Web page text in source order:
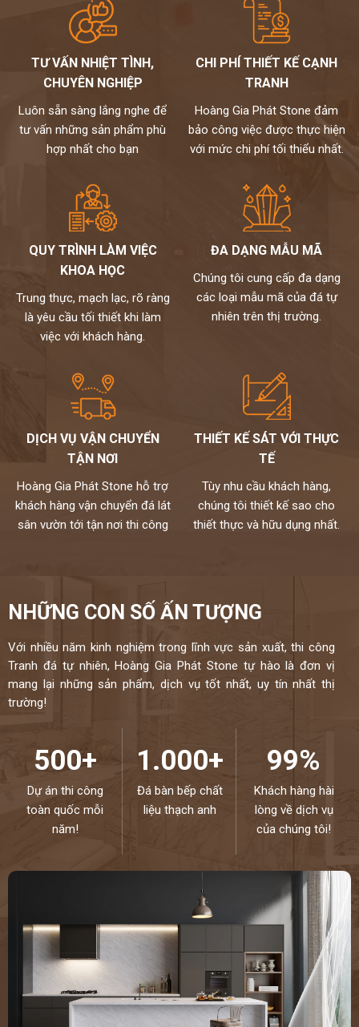
Chúng tôi không bán lẻ đá tấm chỉ nhận gia công chế tác và lắp đặt
theo yêu cầu cho khách hàng nên không phải qua trung gian
Chất lượng,thi công chuyên nghiệp,đội ngũ thợ tay nghề cao đã
được tuyển chọn.
Đặc biệt sản phẩm được bảo hành đến 18 năm chống ố,chống
ngấm..quý khách sẽ được bảo dưỡng định kỳ 6 tháng một lần và khi
có vấn đề gì sẽ có bộ phận kỹ thuật đến xử lí cho khách hàng trong
vòng 24h,tất cả thành phẩm của chúng tôi sẽ được lưu bảo hành
trên máy tính,chúng tôi sẽ luôn đồng hành cùng khách hàng.
thi công đá bàn bếp số 1 tại Hà Nội
NỀM TIN CỦA KHÁCH LÀ HẠNH PHÚC CỦA CHÚNG TÔI - HÂN
ĐƯỢC PHỤC VỤ QUÝ KHÁCH
HOTLINE:
0972101656 - 0946916986
TƯ VẤN NHIỆT TÌNH,
CHUYÊN NGHIỆP
Luôn sẵn sàng lắng nghe để
tư vấn những sản phẩm phù
hợp nhất cho bạn
CHI PHÍ THIẾT KẾ CẠNH
TRANH
Hoàng Gia Phát Stone đảm
bảo công việc được thực hiện
với mức chi phí tối thiểu nhất.
QUY TRÌNH LÀM VIỆC
KHOA HỌC
Trung thực, mạch lạc, rõ ràng
là yêu cầu tối thiết khi làm
việc với khách hàng.
ĐA DẠNG MẪU MÃ
Chúng tôi cung cấp đa dạng
các loại mẫu mã của đá tự
nhiên trên thị trường.
DỊCH VỤ VẬN CHUYỂN
TẬN NƠI
Hoàng Gia Phát Stone hỗ trợ
khách hàng vận chuyển đá lát
sân vườn tới tận nơi thi công
THIẾT KẾ SÁT VỚI THỰC
TẾ
Tùy nhu cầu khách hàng,
chúng tôi thiết kế sao cho
thiết thực và hữu dụng nhất.
NHỮNG CON SỐ ẤN TƯỢNG
Với nhiều năm kinh nghiệm trong lĩnh vực sản xuất, thi công
Tranh đá tự nhiên, Hoàng Gia Phát Stone tự hào là đơn vị
mang lại những sản phẩm, dịch vụ tốt nhất, uy tín nhất thị
trường!
500+
Dự án thi công
toàn quốc mỗi
năm!
1.000+
Đá bàn bếp chất
liệu thạch anh
99%
Khách hàng hài
lòng về dịch vụ
của chúng tôi!